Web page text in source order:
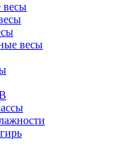
весы
весы